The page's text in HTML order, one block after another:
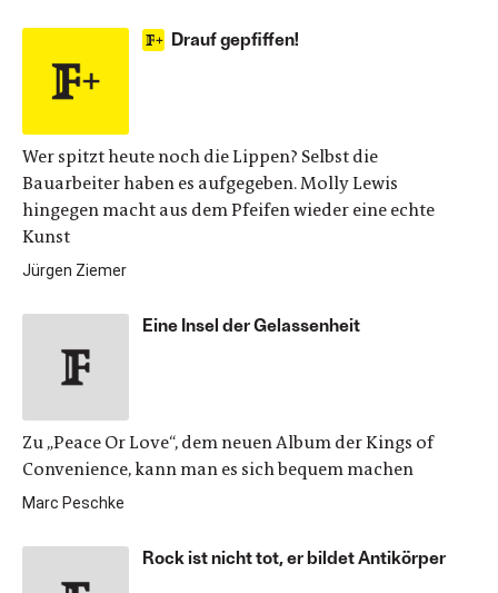
Drauf gepfiffen!
Wer spitzt heute noch die Lippen? Selbst die
Bauarbeiter haben es aufgegeben. Molly Lewis
hingegen macht aus dem Pfeifen wieder eine echte
Kunst
Jürgen Ziemer
Eine Insel der Gelassenheit
Zu „Peace Or Love“, dem neuen Album der Kings of
Convenience, kann man es sich bequem machen
Marc Peschke
Rock ist nicht tot, er bildet Antikörper